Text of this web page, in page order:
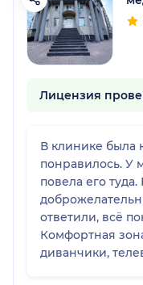
Лицензия
В клинике была
понравилось. У
повела его
ответили, всё
Комфортная
диванчики,